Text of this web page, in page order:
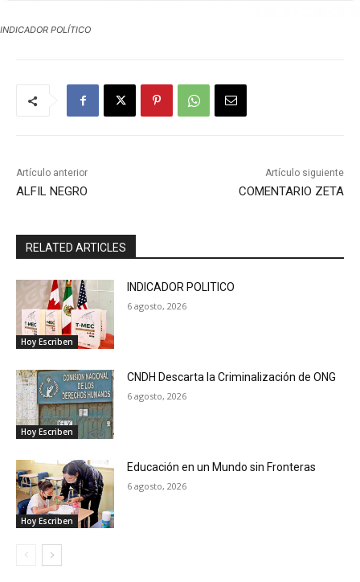
INDICADOR POLÍTICO
Artículo anterior
ALFIL NEGRO
Artículo siguiente
COMENTARIO ZETA
RELATED ARTICLES
Hoy Escriben
INDICADOR POLITICO
6 agosto, 2026
Hoy Escriben
CNDH Descarta la Criminalización de ONG
6 agosto, 2026
Hoy Escriben
Educación en un Mundo sin Fronteras
6 agosto, 2026